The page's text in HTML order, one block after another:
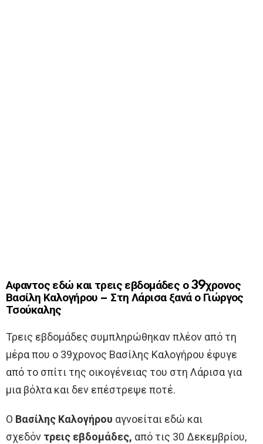
Αφαντος εδώ και τρεις εβδομάδες ο 39χρονος
Βασίλη Καλογήρου – Στη Λάρισα ξανά ο Γιώργος
Τσούκαλης
Τρεις εβδομάδες συμπληρώθηκαν πλέον από τη
μέρα που ο 39χρονος Βασίλης Καλογήρου έφυγε
από το σπίτι της οικογένειας του στη Λάρισα για
μια βόλτα και δεν επέστρεψε ποτέ.
Ο Βασίλης Καλογήρου αγνοείται εδώ και
σχεδόν τρεις εβδομάδες, από τις 30 Δεκεμβρίου,